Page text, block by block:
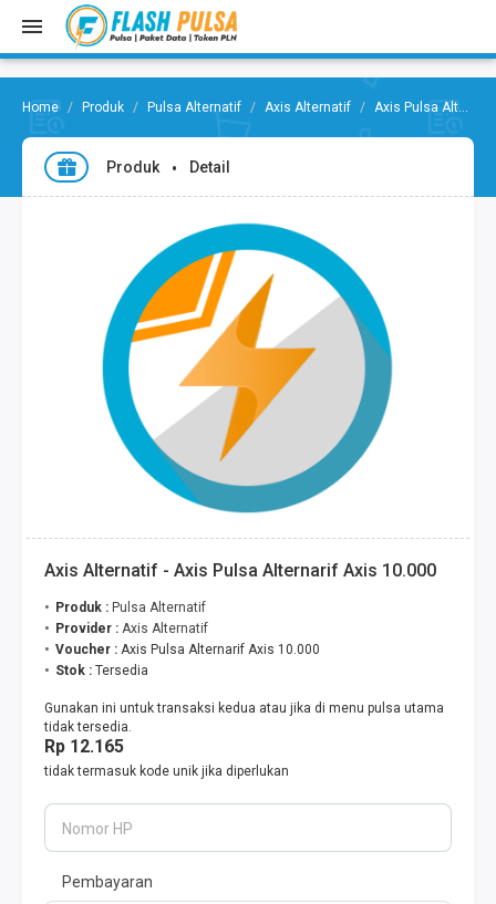
Produk Pulsa Alternatif Axis Alternatif Axis Pulsa Alternarif Axis 10.000
Produk Detail
Axis Alternatif - Axis Pulsa Alternarif Axis 10.000
Produk : Pulsa Alternatif
Provider : Axis Alternatif
Voucher : Axis Pulsa Alternarif Axis 10.000
Stok : Tersedia
Gunakan ini untuk transaksi kedua atau jika di menu pulsa utama
tidak tersedia.
Rp 12.165
tidak termasuk kode unik jika diperlukan
Nomor HP
Pembayaran